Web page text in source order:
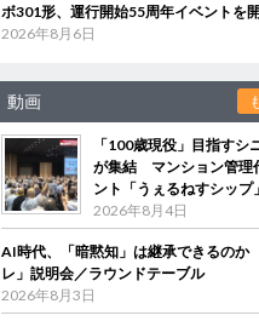
ボ301形、運行開始55周年イベントを
2026年8月6日
動画
「100歳現役」目指すシ
が集結 マンション管理
ント「うぇるねすシップ」
2026年8月4日
AI時代、「暗黙知」は継承できるの
レ」説明会／ラウンドテーブル
2026年8月3日